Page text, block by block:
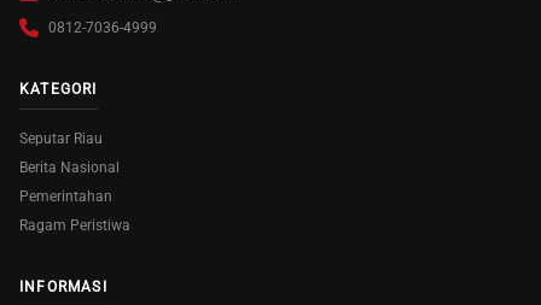
0812-7036-4999
KATEGORI
Seputar Riau
Berita Nasional
Pemerintahan
Ragam Peristiwa
INFORMASI